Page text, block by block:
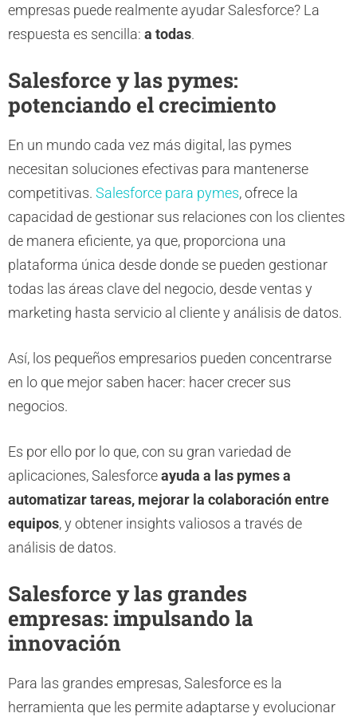
empresas puede realmente ayudar Salesforce? La
respuesta es sencilla: a todas.
Salesforce y las pymes:
potenciando el crecimiento
En un mundo cada vez más digital, las pymes
necesitan soluciones efectivas para mantenerse
competitivas. Salesforce para pymes, ofrece la
capacidad de gestionar sus relaciones con los clientes
de manera eficiente, ya que, proporciona una
plataforma única desde donde se pueden gestionar
todas las áreas clave del negocio, desde ventas y
marketing hasta servicio al cliente y análisis de datos.
Así, los pequeños empresarios pueden concentrarse
en lo que mejor saben hacer: hacer crecer sus
negocios.
Es por ello por lo que, con su gran variedad de
aplicaciones, Salesforceayuda a las pymes a
automatizar tareas, mejorar la colaboración entre
equipos, y obtener insights valiosos a través de
análisis de datos.
Salesforce y las grandes
empresas: impulsando la
innovación
Para las grandes empresas, Salesforce es la
herramienta que les permite adaptarse y evolucionar